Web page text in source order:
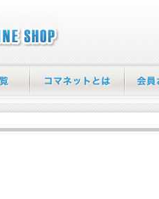
当店について マイペ